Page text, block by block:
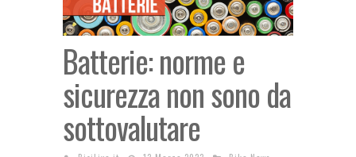
Batterie: norme e
sicurezza non sono da
sottovalutare